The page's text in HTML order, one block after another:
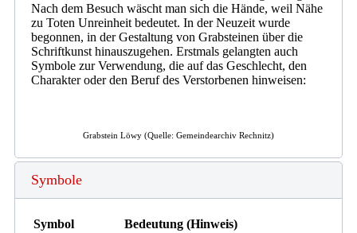
Nach dem Besuch wäscht man sich die Hände, weil Nähe
zu Toten Unreinheit bedeutet. In der Neuzeit wurde
begonnen, in der Gestaltung von Grabsteinen über die
Schriftkunst hinauszugehen. Erstmals gelangten auch
Symbole zur Verwendung, die auf das Geschlecht, den
Charakter oder den Beruf des Verstorbenen hinweisen:
Grabstein Löwy (Quelle: Gemeindearchiv Rechnitz)
Symbole
Symbol
Bedeutung (Hinweis)